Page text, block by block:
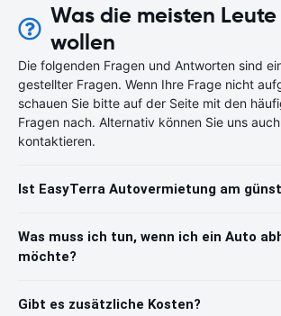
Was die meisten Leute
wollen
Die folgenden Fragen und Antworten sind
gestellter Fragen. Wenn Ihre Frage nicht
schauen Sie bitte auf der Seite mit den
Fragen nach. Alternativ können Sie uns
kontaktieren.
Ist EasyTerra Autovermietung am
Was muss ich tun, wenn ich ein Auto
möchte?
Gibt es zusätzliche Kosten?